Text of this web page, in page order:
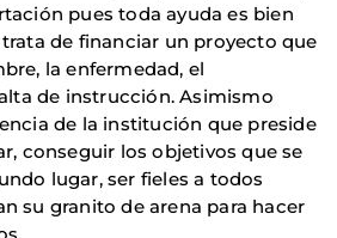
pues toda ayuda es bien
de financiar un proyecto que
la enfermedad, el
de instrucción. Asimismo
de la institución que preside
conseguir los objetivos que se
lugar, ser fieles a todos
su granito de arena para hacer